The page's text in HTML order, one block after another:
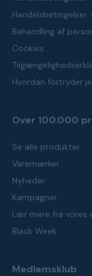
Handelsbetingelser
Behandling af
Cookies
Hvordan fortryder
Over 100.000
Se alle produkter
Varemærker
Nyheder
Kampagner
Lær mere fra vores
Black Week
Medlemsklub